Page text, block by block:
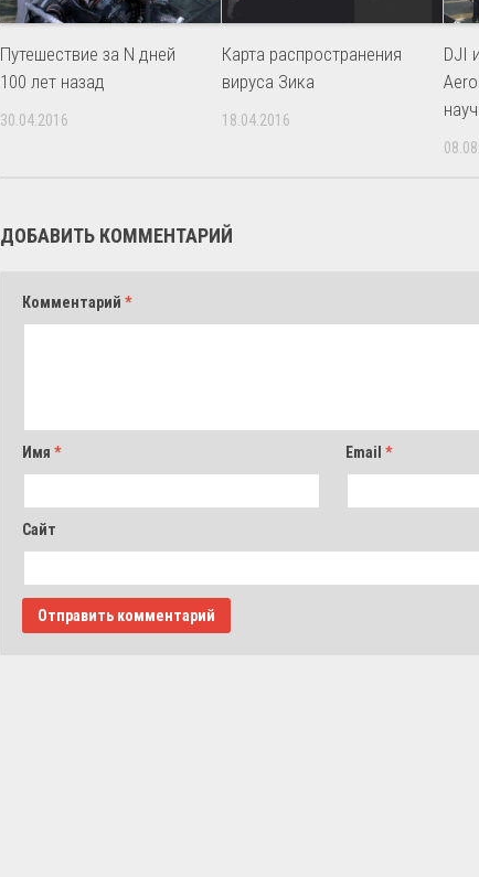
Путешествие за N дней
100 лет назад
30.04.2016
Карта распространения
вируса Зика
18.04.2016
DJI
ДОБАВИТЬ КОММЕНТАРИЙ
Комментарий *
Имя * Email*
Сайт